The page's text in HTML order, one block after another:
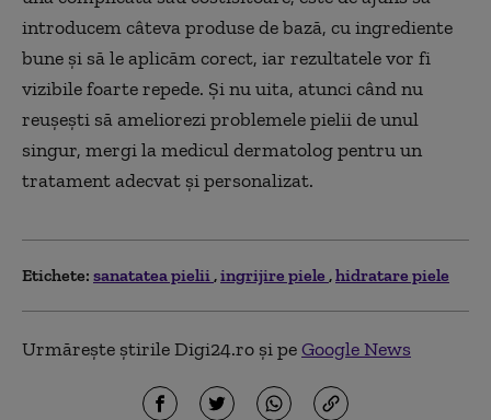
introducem câteva produse de bază, cu ingrediente
bune și să le aplicăm corect, iar rezultatele vor fi
vizibile foarte repede. Și nu uita, atunci când nu
reușești să ameliorezi problemele pielii de unul
singur, mergi la medicul dermatolog pentru un
tratament adecvat și personalizat.
Etichete: sanatatea pielii ingrijire piele hidratare piele
Urmărește știrile Digi24.ro și peGoogle News